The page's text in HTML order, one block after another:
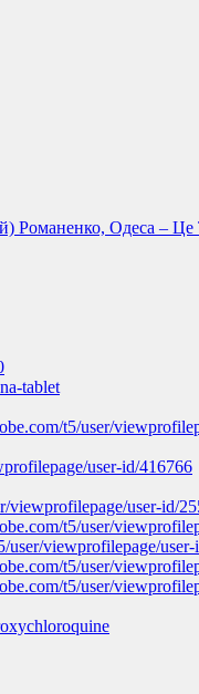
Романенко, Одеса –
tablet
t5/user/
user-id/416766
viewprofilepage/user-id/
t5/user/
user/viewprofilepage/
t5/user/
t5/user/